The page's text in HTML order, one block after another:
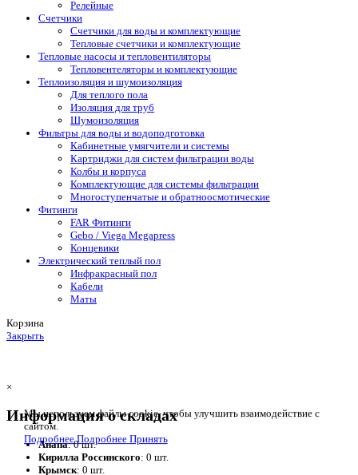
Релейные
Счетчики
Счетчики для воды и комплектующие
Тепловые счетчики и комплектующие
Тепловые насосы и тепловентиляторы
Тепловентеляторы и комплектующие
Теплоизоляция и шумоизоляция
Для теплого пола
Изоляция для труб
Шумоизоляция
Фильтры для воды и водоподготовка
Кабинетные умягчители и системы
Картриджи для систем фильтрации воды
Колбы и корпуса
Комплектующие для системы фильтрации
Многоступенчатые и обратноосмотические
Фитинги
FAR Фитинги
Gebo / Viega Megapress
Концевики
Электрический теплый пол
Инфракрасный пол
Кабели
Маты
Корзина
Закрыть
Мы используем файлы cookie, чтобы улучшить взаимодействие с
сайтом.
ПодробнееПодробнее Принять
×
Информация о складах
Анапа: 0 шт.
Кирилла Россинского: 0 шт.
Крымск: 0 шт.